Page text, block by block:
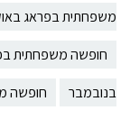
משפחתית בפראג
חופשה משפחתית
בנובמבר
חופשה